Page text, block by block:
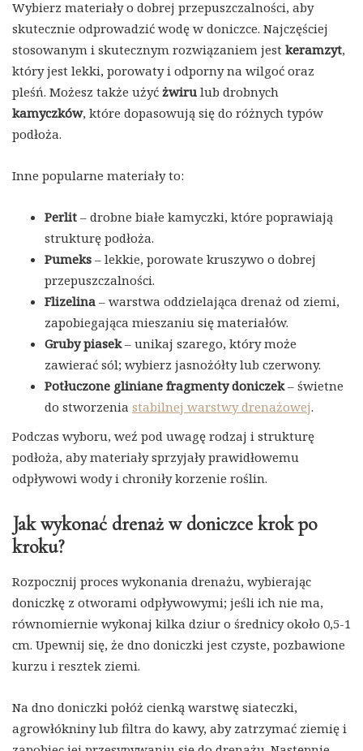
Wybierz materiały o dobrej przepuszczalności, aby
skutecznie odprowadzić wodę w doniczce. Najczęściej
stosowanym i skutecznym rozwiązaniem jest keramzyt,
który jest lekki, porowaty i odporny na wilgoć oraz
pleśń. Możesz także użyć żwiru lub drobnych
kamyczków, które dopasowują się do różnych typów
podłoża.
Inne popularne materiały to:
Perlit – drobne białe kamyczki, które poprawiają
strukturę podłoża.
Pumeks – lekkie, porowate kruszywo o dobrej
przepuszczalności.
Flizelina – warstwa oddzielająca drenaż od ziemi,
zapobiegająca mieszaniu się materiałów.
Gruby piasek– unikaj szarego, który może
zawierać sól; wybierz jasnożółty lub czerwony.
Potłuczone gliniane fragmenty doniczek– świetne
do stworzenia stabilnej warstwy drenażowej.
Podczas wyboru, weź pod uwagę rodzaj i strukturę
podłoża, aby materiały sprzyjały prawidłowemu
odpływowi wody i chroniły korzenie roślin.
Jak wykonać drenaż w doniczce krok po
kroku?
Rozpocznij proces wykonania drenażu, wybierając
doniczkę z otworami odpływowymi; jeśli ich nie ma,
równomiernie wykonaj kilka dziur o średnicy około 0,5-1
cm. Upewnij się, że dno doniczki jest czyste, pozbawione
kurzu i resztek ziemi.
Na dno doniczki połóż cienką warstwę siateczki,
agrowłókniny lub filtra do kawy, aby zatrzymać ziemię i